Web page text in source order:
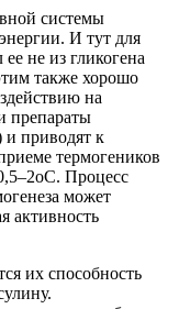
системы
И тут для
не из гликогена
также хорошо
на
препараты
приводят к
термогеников
Процесс
может
активность
их способность